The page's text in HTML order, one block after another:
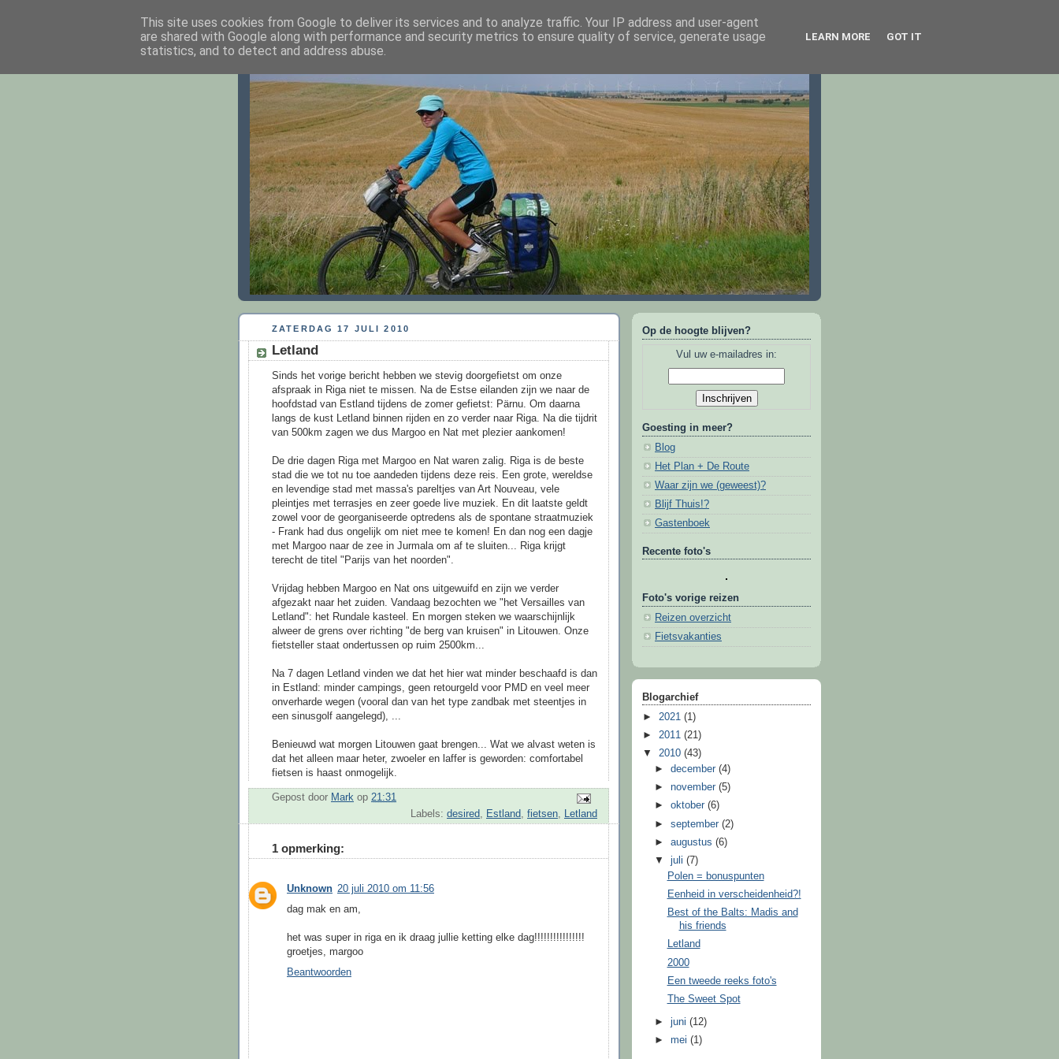
An en Mark op stap
ZATERDAG 17 JULI 2010
Letland
Sinds het vorige bericht hebben we stevig doorgefietst om onze
afspraak in Riga niet te missen. Na de Estse eilanden zijn we naar de
hoofdstad van Estland tijdens de zomer gefietst: Pärnu. Om daarna
langs de kust Letland binnen rijden en zo verder naar Riga. Na die tijdrit
van 500km zagen we dus Margoo en Nat met plezier aankomen!
De drie dagen Riga met Margoo en Nat waren zalig. Riga is de beste
stad die we tot nu toe aandeden tijdens deze reis. Een grote, wereldse
en levendige stad met massa's pareltjes van Art Nouveau, vele
pleintjes met terrasjes en zeer goede live muziek. En dit laatste geldt
zowel voor de georganiseerde optredens als de spontane straatmuziek
- Frank had dus ongelijk om niet mee te komen! En dan nog een dagje
met Margoo naar de zee in Jurmala om af te sluiten... Riga krijgt
terecht de titel "Parijs van het noorden".
Vrijdag hebben Margoo en Nat ons uitgewuifd en zijn we verder
afgezakt naar het zuiden. Vandaag bezochten we "het Versailles van
Letland": het Rundale kasteel. En morgen steken we waarschijnlijk
alweer de grens over richting "de berg van kruisen" in Litouwen. Onze
fietsteller staat ondertussen op ruim 2500km...
Na 7 dagen Letland vinden we dat het hier wat minder beschaafd is dan
in Estland: minder campings, geen retourgeld voor PMD en veel meer
onverharde wegen (vooral dan van het type zandbak met steentjes in
een sinusgolf aangelegd), ...
Benieuwd wat morgen Litouwen gaat brengen... Wat we alvast weten is
dat het alleen maar heter, zwoeler en laffer is geworden: comfortabel
fietsen is haast onmogelijk.
Gepost door Mark op 21:31
Labels: desired, Estland, fietsen, Letland
1 opmerking:
Unknown 20 juli 2010 om 11:56
dag mak en am,
het was super in riga en ik draag jullie ketting elke dag!!!!!!!!!!!!!!!!
groetjes, margoo
Beantwoorden
Op de hoogte blijven?
Vul uw e-mailadres in:
Goesting in meer?
Blog
Het Plan + De Route
Waar zijn we (geweest)?
Blijf Thuis!?
Gastenboek
Recente foto's
Foto's vorige reizen
Reizen overzicht
Fietsvakanties
Blogarchief
► 2021 (1)
► 2011 (21)
▼ 2010 (43)
►december(4)
►november(5)
►oktober(6)
►september(2)
►augustus(6)
▼juli(7)
Polen = bonuspunten
Eenheid in verscheidenheid?!
Best of the Balts: Madis and
his friends
Letland
2000
Een tweede reeks foto's
The Sweet Spot
►juni(12)
►mei(1)
This site uses cookies from Google to deliver its services and to analyze traffic. Your IP address and user-agent
are shared with Google along with performance and security metrics to ensure quality of service, generate usage
statistics, and to detect and address abuse.
LEARN MORE GOT IT